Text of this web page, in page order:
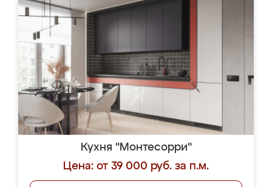
Кухня "Монтесорри"
Цена: от 39 000 руб. за п.м.